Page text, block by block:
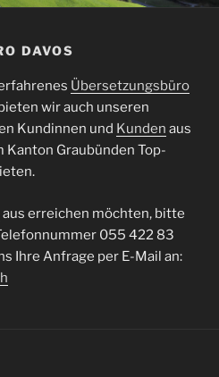
DAVOS
Übersetzungsbüro
wir auch unseren
Kundinnen und Kunden aus
Kanton Graubünden Top-
aus erreichen möchten, bitte
055 422 83
Ihre Anfrage per E-Mail an: